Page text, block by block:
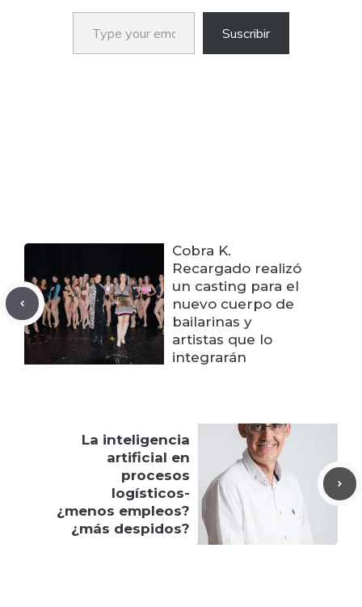
Type your email…
Suscribir
Cobra K.
Recargado realizó
un casting para el
nuevo cuerpo de
bailarinas y
artistas que lo
integrarán
La inteligencia
artificial en
procesos
logísticos-
¿menos empleos?
¿más despidos?